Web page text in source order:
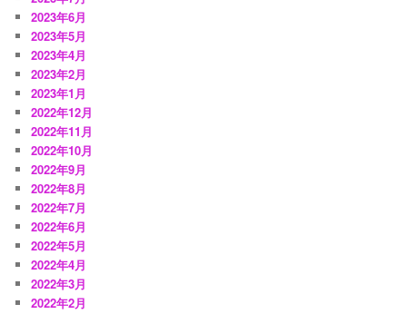
2023年6月
2023年5月
2023年4月
2023年2月
2023年1月
2022年12月
2022年11月
2022年10月
2022年9月
2022年8月
2022年7月
2022年6月
2022年5月
2022年4月
2022年3月
2022年2月